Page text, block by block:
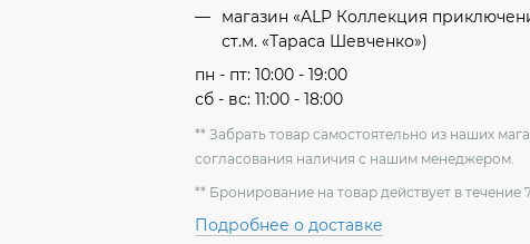
магазин «ALP Коллекция
ст.м. «Тараса Шевченко»)
пн - пт: 10:00 - 19:00
сб - вс: 11:00 - 18:00
** Забрать товар самостоятельно из наших
согласования наличия с нашим менеджером.
** Бронирование на товар действует в течение
Подробнее о доставке